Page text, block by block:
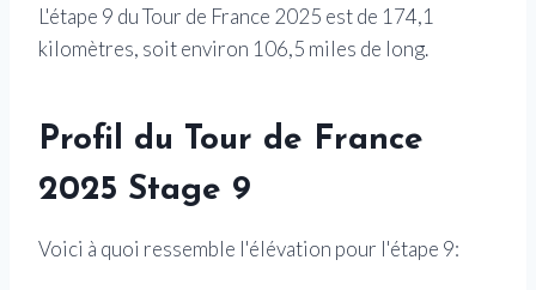
L'étape 9 du Tour de France 2025 est de 174,1
kilomètres, soit environ 106,5 miles de long.
Profil du Tour de France
2025 Stage 9
Voici à quoi ressemble l'élévation pour l'étape 9: